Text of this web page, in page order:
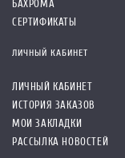
БАХРОМА
СЕРТИФИКАТЫ
ЛИЧНЫЙ КАБИНЕТ
ЛИЧНЫЙ КАБИНЕТ
ИСТОРИЯ ЗАКАЗОВ
МОИ ЗАКЛАДКИ
РАССЫЛКА НОВОСТЕЙ